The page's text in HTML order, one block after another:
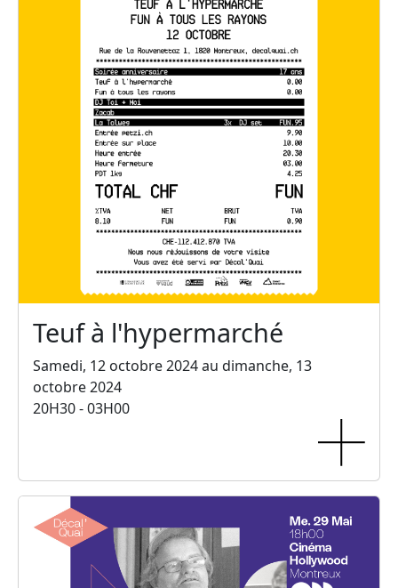
Teuf à l'hypermarché
Samedi, 12 octobre 2024 au dimanche, 13
octobre 2024
20H30 - 03H00